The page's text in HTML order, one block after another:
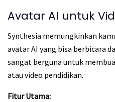
Avatar AI untuk
Synthesia memungkinkan
avatar AI yang bisa berbicara
sangat berguna untuk
atau video pendidikan.
Fitur Utama: